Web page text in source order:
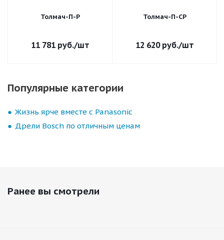
Толмач-П-Р
11 781 руб./шт
Толмач-П-СР
12 620руб./шт
Популярные категории
Жизнь ярче вместе с Panasonic
Дрели Bosch по отличным ценам
Ранее вы смотрели